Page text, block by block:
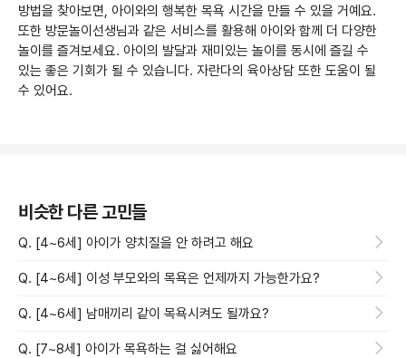
방법을 찾아보면, 아이와의 행복한 목욕 시간을 만들 수 있을 거예요.
또한 방문놀이선생님과 같은 서비스를 활용해 아이와 함께 더 다양한
놀이를 즐겨보세요. 아이의 발달과 재미있는 놀이를 동시에 즐길 수
있는 좋은 기회가 될 수 있습니다. 자란다의 육아상담 또한 도움이 될
수 있어요.
비슷한 다른 고민들
Q. [4~6세] 아이가 양치질을 안 하려고 해요
Q. [4~6세] 이성 부모와의 목욕은 언제까지 가능한가요?
Q. [4~6세] 남매끼리 같이 목욕시켜도 될까요?
Q. [7~8세] 아이가 목욕하는 걸 싫어해요